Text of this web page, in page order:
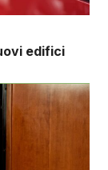
edifici